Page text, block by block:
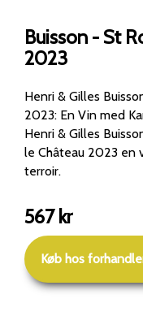
Buisson - St
2023
Henri & Gilles
2023: En Vin med
Henri & Gilles
le Château 2023 en
terroir.
567kr
Køb hos